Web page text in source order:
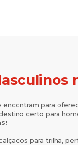
encontram para
certo para
para trilha,